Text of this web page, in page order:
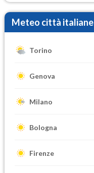
Meteo città italiane
Torino
Genova
Milano
Bologna
Firenze